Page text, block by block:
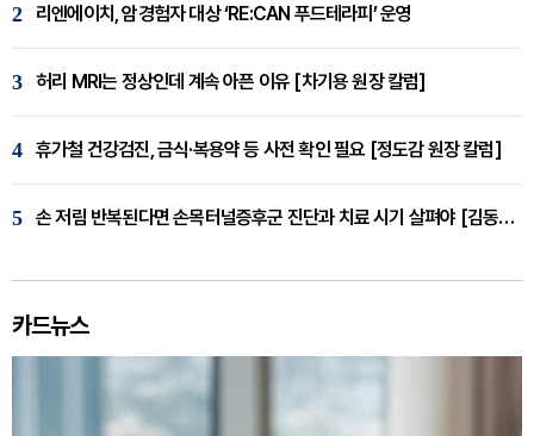
2 리엔에이치, 암경험자 대상 ‘RE:CAN 푸드테라피’ 운영
3 허리 MRI는 정상인데 계속 아픈 이유 [차기용 원장 칼럼]
4 휴가철 건강검진, 금식·복용약 등 사전 확인 필요 [정도감 원장 칼럼]
5 손 저림 반복된다면 손목터널증후군 진단과 치료 시기 살펴야 [김동현 원장 칼럼]
카드뉴스